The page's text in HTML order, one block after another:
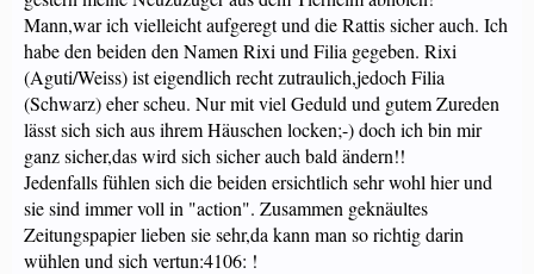
Mann,war ich vielleicht aufgeregt und die Rattis sicher auch. Ich
habe den beiden den Namen Rixi und Filia gegeben. Rixi
(Aguti/Weiss) ist eigendlich recht zutraulich,jedoch Filia
(Schwarz) eher scheu. Nur mit viel Geduld und gutem Zureden
lässt sich sich aus ihrem Häuschen locken;-) doch ich bin mir
ganz sicher,das wird sich sicher auch bald ändern!!
Jedenfalls fühlen sich die beiden ersichtlich sehr wohl hier und
sie sind immer voll in "action". Zusammen geknäultes
Zeitungspapier lieben sie sehr,da kann man so richtig darin
wühlen und sich vertun:4106: !